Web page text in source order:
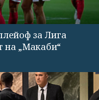
за Лига
на „Макаби“